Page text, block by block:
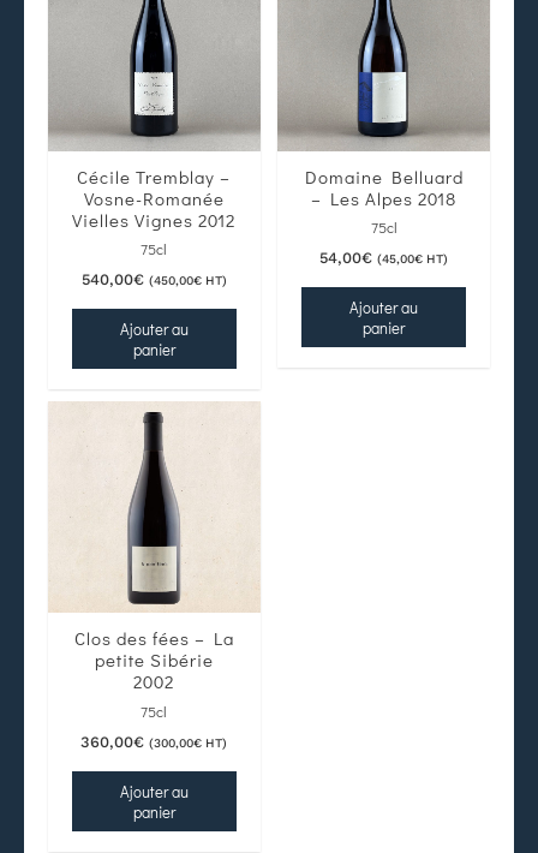
Cécile Tremblay –
Vosne-Romanée
Vielles Vignes 2012
75cl
540,00€ (450,00€HT)
Ajouter au
panier
Domaine Belluard
– Les Alpes 2018
75cl
54,00€ (45,00€ HT)
Ajouter au
panier
Clos des fées – La
petite Sibérie
2002
75cl
360,00€ (300,00€ HT)
Ajouter au
panier